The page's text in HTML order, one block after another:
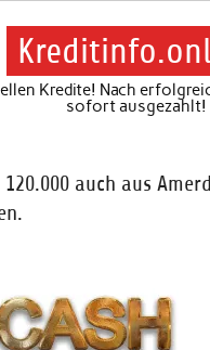
Kredite! Nach
sofort ausgezahlt!
auch aus